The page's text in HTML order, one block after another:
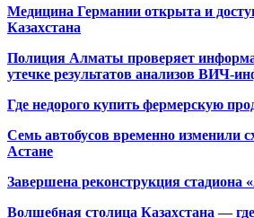
Медицина Германии открыта и
Казахстана
Полиция Алматы проверяет
утечке результатов анализов ВИЧ-
Где недорого купить фермерскую
Семь автобусов временно изменили
Астане
Завершена реконструкция стадиона
Волшебная столица Казахстана —